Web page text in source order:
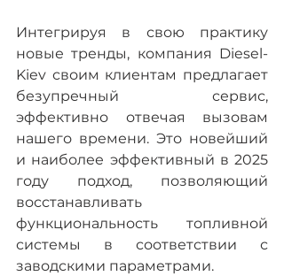
Интегрируя в свою практику
новые тренды, компания Diesel-
Kiev своим клиентам предлагает
безупречный сервис,
эффективно отвечая вызовам
нашего времени. Это новейший
и наиболее эффективный в 2025
году подход, позволяющий
восстанавливать
функциональность топливной
системы в соответствии с
заводскими параметрами.